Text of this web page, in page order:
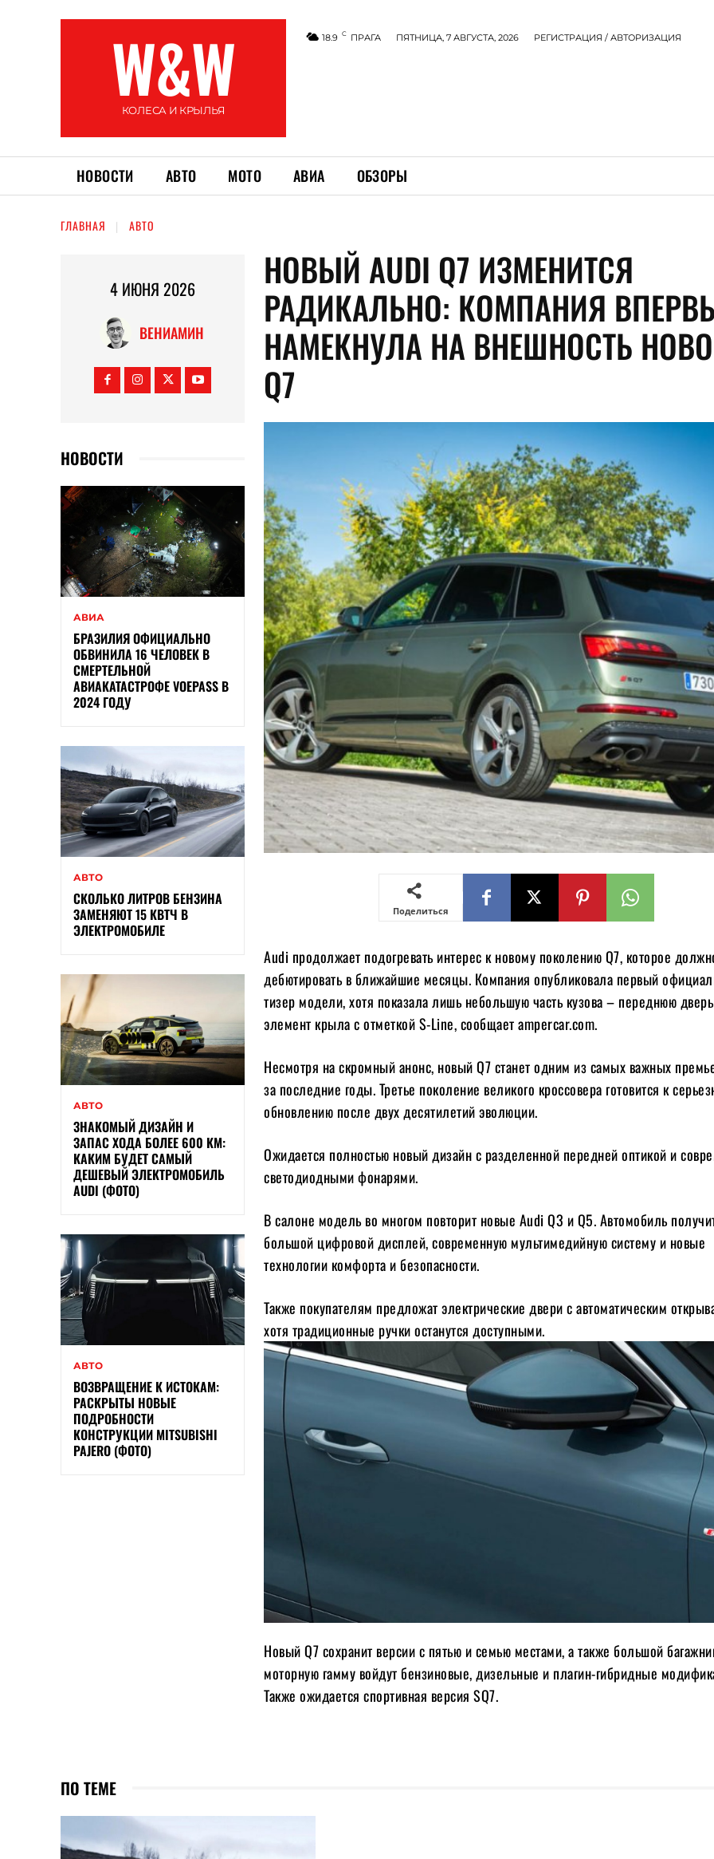
W&W
КОЛЕСА И КРЫЛЬЯ
18.9 C ПРАГА ПЯТНИЦА, 7 АВГУСТА, 2026 РЕГИСТРАЦИЯ / АВТОРИЗАЦИЯ
НОВОСТИ АВТО МОТО АВИА ОБЗОРЫ
ГЛАВНАЯ АВТО
4 ИЮНЯ 2026
ВЕНИАМИН
НОВОСТИ
АВИА
БРАЗИЛИЯ ОФИЦИАЛЬНО
ОБВИНИЛА 16 ЧЕЛОВЕК В
СМЕРТЕЛЬНОЙ
АВИАКАТАСТРОФЕ VOEPASS В
2024 ГОДУ
АВТО
СКОЛЬКО ЛИТРОВ БЕНЗИНА
ЗАМЕНЯЮТ 15 КВТЧ В
ЭЛЕКТРОМОБИЛЕ
АВТО
ЗНАКОМЫЙ ДИЗАЙН И
ЗАПАС ХОДА БОЛЕЕ 600 КМ:
КАКИМ БУДЕТ САМЫЙ
ДЕШЕВЫЙ ЭЛЕКТРОМОБИЛЬ
AUDI (ФОТО)
АВТО
ВОЗВРАЩЕНИЕ К ИСТОКАМ:
РАСКРЫТЫ НОВЫЕ
ПОДРОБНОСТИ
КОНСТРУКЦИИ MITSUBISHI
PAJERO (ФОТО)
НОВЫЙ AUDI Q7 ИЗМЕНИТСЯ
РАДИКАЛЬНО: КОМПАНИЯ
НАМЕКНУЛА НА ВНЕШНОСТЬ
Q7
Поделиться
Audi продолжает подогревать интерес к новому поколению Q7, которое
дебютировать в ближайшие месяцы. Компания опубликовала первый
тизер модели, хотя показала лишь небольшую часть кузова – переднюю
элемент крыла с отметкой S-Line, сообщает ampercar.com.
Несмотря на скромный анонс, новый Q7 станет одним из самых важных
за последние годы. Третье поколение великого кроссовера готовится к
обновлению после двух десятилетий эволюции.
Ожидается полностью новый дизайн с разделенной передней оптикой и
светодиодными фонарями.
В салоне модель во многом повторит новые Audi Q3 и Q5. Автомобиль
большой цифровой дисплей, современную мультимедийную систему и новые
технологии комфорта и безопасности.
Также покупателям предложат электрические двери с автоматическим
хотя традиционные ручки останутся доступными.
Новый Q7 сохранит версии с пятью и семью местами, а также большой
моторную гамму войдут бензиновые, дизельные и плагин-гибридные
Также ожидается спортивная версия SQ7.
ПО ТЕМЕ